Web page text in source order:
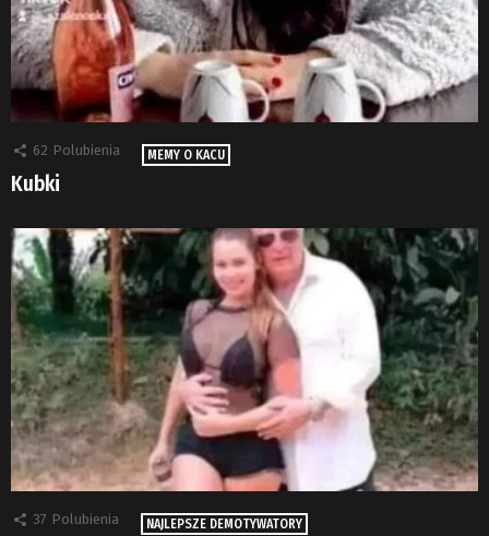
62 Polubienia MEMY O KACU
Kubki
37 Polubienia NAJLEPSZE DEMOTYWATORY